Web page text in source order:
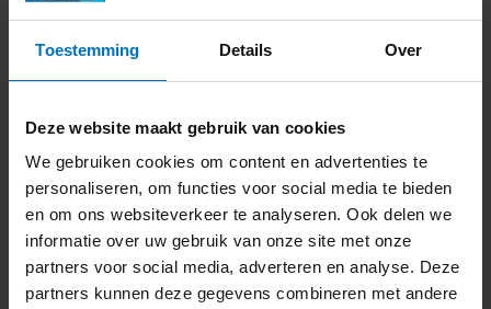
Toestemming Details Over
Deze website maakt gebruik van cookies
We gebruiken cookies om content en advertenties te
personaliseren, om functies voor social media te bieden
en om ons websiteverkeer te analyseren. Ook delen we
informatie over uw gebruik van onze site met onze
partners voor social media, adverteren en analyse. Deze
partners kunnen deze gegevens combineren met andere
62,99 89,99